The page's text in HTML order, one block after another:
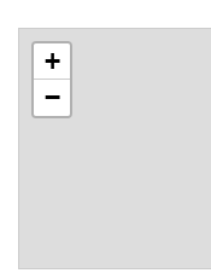
+
−